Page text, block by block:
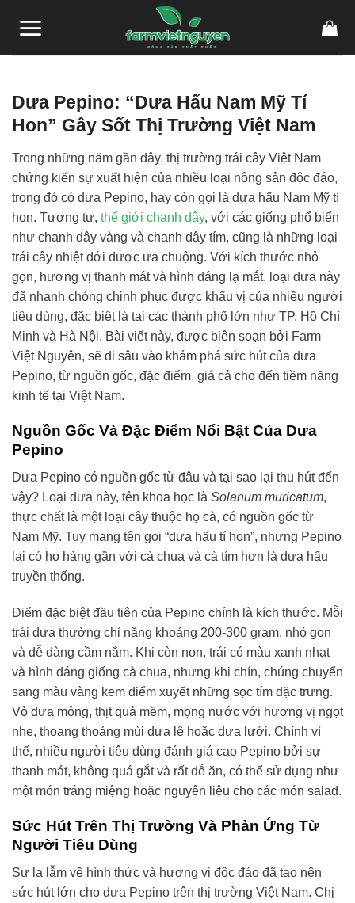
Dưa Pepino: “Dưa Hấu Nam Mỹ Tí
Hon” Gây Sốt Thị Trường Việt Nam
Trong những năm gần đây, thị trường trái cây Việt Nam
chứng kiến sự xuất hiện của nhiều loại nông sản độc đáo,
trong đó có dưa Pepino, hay còn gọi là dưa hấu Nam Mỹ tí
hon. Tương tự, thế giới chanh dây, với các giống phổ biến
như chanh dây vàng và chanh dây tím, cũng là những loại
trái cây nhiệt đới được ưa chuộng. Với kích thước nhỏ
gọn, hương vị thanh mát và hình dáng lạ mắt, loại dưa này
đã nhanh chóng chinh phục được khẩu vị của nhiều người
tiêu dùng, đặc biệt là tại các thành phố lớn như TP. Hồ Chí
Minh và Hà Nội. Bài viết này, được biên soạn bởi Farm
Việt Nguyên, sẽ đi sâu vào khám phá sức hút của dưa
Pepino, từ nguồn gốc, đặc điểm, giá cả cho đến tiềm năng
kinh tế tại Việt Nam.
Nguồn Gốc Và Đặc Điểm Nổi Bật Của Dưa
Pepino
Dưa Pepino có nguồn gốc từ đâu và tại sao lại thu hút đến
vậy? Loại dưa này, tên khoa học là Solanum muricatum,
thực chất là một loại cây thuộc họ cà, có nguồn gốc từ
Nam Mỹ. Tuy mang tên gọi “dưa hấu tí hon”, nhưng Pepino
lại có họ hàng gần với cà chua và cà tím hơn là dưa hấu
truyền thống.
Điểm đặc biệt đầu tiên của Pepino chính là kích thước. Mỗi
trái dưa thường chỉ nặng khoảng 200-300 gram, nhỏ gọn
và dễ dàng cầm nắm. Khi còn non, trái có màu xanh nhạt
và hình dáng giống cà chua, nhưng khi chín, chúng chuyển
sang màu vàng kem điểm xuyết những sọc tím đặc trưng.
Vỏ dưa mỏng, thịt quả mềm, mọng nước với hương vị ngọt
nhẹ, thoang thoảng mùi dưa lê hoặc dưa lưới. Chính vì
thế, nhiều người tiêu dùng đánh giá cao Pepino bởi sự
thanh mát, không quá gắt và rất dễ ăn, có thể sử dụng như
một món tráng miệng hoặc nguyên liệu cho các món salad.
Sức Hút Trên Thị Trường Và Phản Ứng Từ
Người Tiêu Dùng
Sự lạ lẫm về hình thức và hương vị độc đáo đã tạo nên
sức hút lớn cho dưa Pepino trên thị trường Việt Nam. Chị